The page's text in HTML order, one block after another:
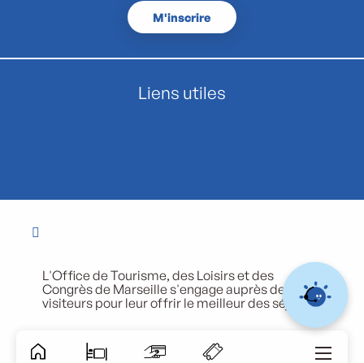
M'inscrire
Liens utiles
L'Office de Tourisme, des Loisirs et des
Congrès de Marseille s'engage auprès de ses
visiteurs pour leur offrir le meilleur des séjours.